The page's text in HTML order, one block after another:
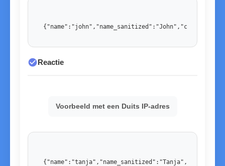
check_circleReactie
Voorbeeld met een Duits IP-adres